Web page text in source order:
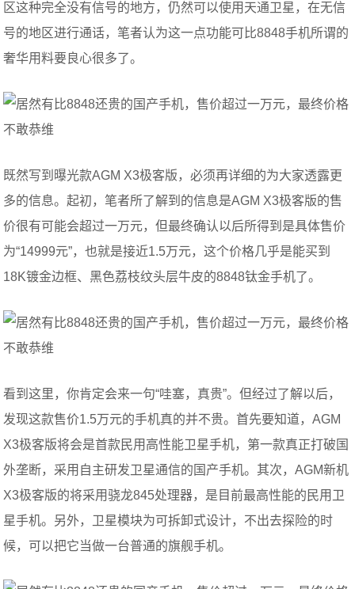
区这种完全没有信号的地方，仍然可以使用天通卫星，在无信
号的地区进行通话，笔者认为这一点功能可比8848手机所谓的
奢华用料要良心很多了。
既然写到曝光款AGM X3极客版，必须再详细的为大家透露更
多的信息。起初，笔者所了解到的信息是AGM X3极客版的售
价很有可能会超过一万元，但最终确认以后所得到是具体售价
为“14999元”，也就是接近1.5万元，这个价格几乎是能买到
18K镀金边框、黑色荔枝纹头层牛皮的8848钛金手机了。
看到这里，你肯定会来一句“哇塞，真贵”。但经过了解以后，
发现这款售价1.5万元的手机真的并不贵。首先要知道，AGM
X3极客版将会是首款民用高性能卫星手机，第一款真正打破国
外垄断，采用自主研发卫星通信的国产手机。其次，AGM新机
X3极客版的将采用骁龙845处理器，是目前最高性能的民用卫
星手机。另外，卫星模块为可拆卸式设计，不出去探险的时
候，可以把它当做一台普通的旗舰手机。